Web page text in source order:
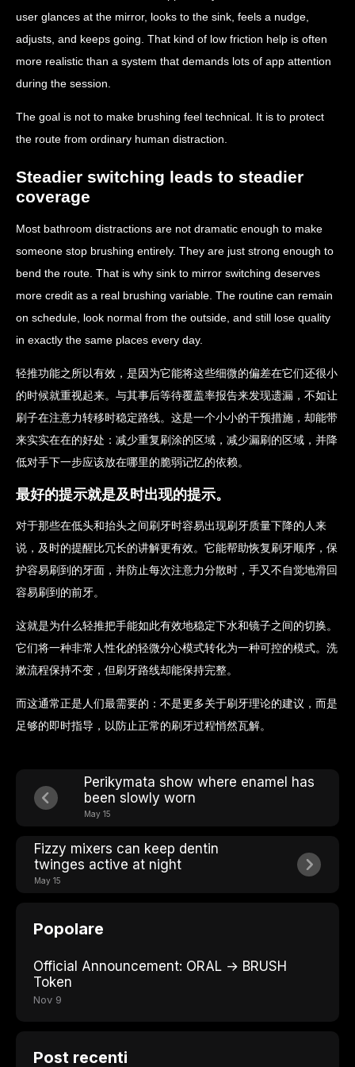
user glances at the mirror, looks to the sink, feels a nudge,
adjusts, and keeps going. That kind of low friction help is often
more realistic than a system that demands lots of app attention
during the session.
The goal is not to make brushing feel technical. It is to protect
the route from ordinary human distraction.
Steadier switching leads to steadier
coverage
Most bathroom distractions are not dramatic enough to make
someone stop brushing entirely. They are just strong enough to
bend the route. That is why sink to mirror switching deserves
more credit as a real brushing variable. The routine can remain
on schedule, look normal from the outside, and still lose quality
in exactly the same places every day.
轻推功能之所以有效，是因为它能将这些细微的偏差在它们还很小
的时候就重视起来。与其事后等待覆盖率报告来发现遗漏，不如让
刷子在注意力转移时稳定路线。这是一个小小的干预措施，却能带
来实实在在的好处：减少重复刷涂的区域，减少漏刷的区域，并降
低对手下一步应该放在哪里的脆弱记忆的依赖。
最好的提示就是及时出现的提示。
对于那些在低头和抬头之间刷牙时容易出现刷牙质量下降的人来
说，及时的提醒比冗长的讲解更有效。它能帮助恢复刷牙顺序，保
护容易刷到的牙面，并防止每次注意力分散时，手又不自觉地滑回
容易刷到的前牙。
这就是为什么轻推把手能如此有效地稳定下水和镜子之间的切换。
它们将一种非常人性化的轻微分心模式转化为一种可控的模式。洗
漱流程保持不变，但刷牙路线却能保持完整。
而这通常正是人们最需要的：不是更多关于刷牙理论的建议，而是
足够的即时指导，以防止正常的刷牙过程悄然瓦解。
Perikymata show where enamel has
been slowly worn
May 15
Fizzy mixers can keep dentin
twinges active at night
May 15
Popolare
Official Announcement: ORAL → BRUSH
Token
Nov 9
Post recenti